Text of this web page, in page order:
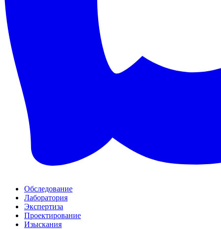
Обследование
Лаборатория
Экспертиза
Проектирование
Изыскания